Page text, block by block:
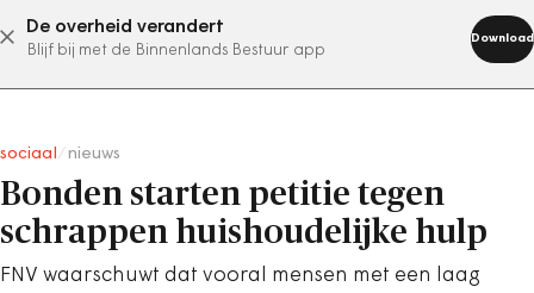
De overheid verandert
Blijf bij met de Binnenlands Bestuur app
Download
abonneer nu
sociaal nieuws
Bonden starten petitie tegen
schrappen huishoudelijke hulp
FNV waarschuwt dat vooral mensen met een laag